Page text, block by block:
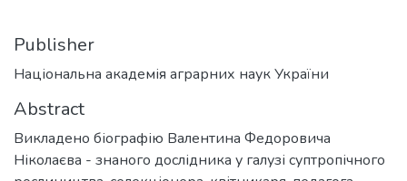
Publisher
Національна академія аграрних наук України
Abstract
Викладено біографію Валентина Федоровича
Ніколаєва - знаного дослідника у галузі суптропічного